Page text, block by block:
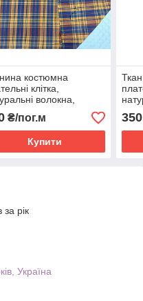
костюмна
клітка,
волокна,
стрейч
№309
₴/пог.м
Купити
350
за рік
Україна